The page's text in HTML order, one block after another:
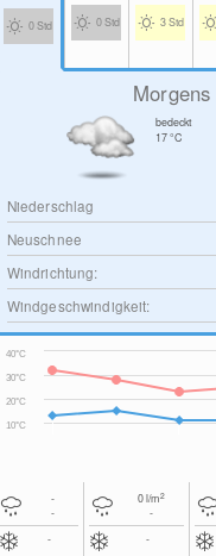
0 Std 0 Std 3 Std
Morgens
bedeckt
17°C
Niederschlag
Neuschnee
Windrichtung:
Windgeschwindigkeit:
10°C
20°C
30°C
40°C
-
-
-
0l/m2
-
-